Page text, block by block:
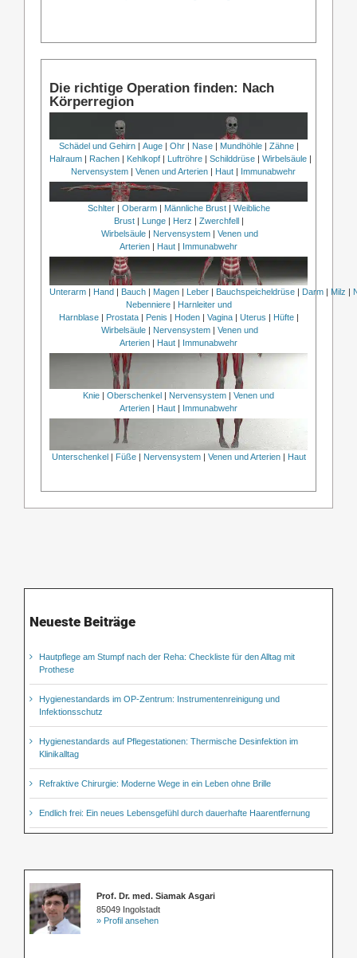
Die richtige Operation finden: Nach
Körperregion
Schädel und Gehirn| Auge| Ohr| Nase| Mundhöhle| Zähne|
Halraum | Rachen | Kehlkopf | Luftröhre | Schilddrüse | Wirbelsäule |
Nervensystem | Venen und Arterien | Haut | Immunabwehr
Schlter| Oberarm| Männliche Brust| Weibliche
Brust| Lunge| Herz | Zwerchfell|
Wirbelsäule | Nervensystem | Venen und
Arterien | Haut | Immunabwehr
Unterarm | Hand | Bauch | Magen | Leber | Bauchspeicheldrüse | Darm | Milz |
Nebenniere| Harnleiter und
Harnblase| Prostata| Penis | Hoden| Vagina| Uterus | Hüfte|
Wirbelsäule | Nervensystem | Venen und
Arterien | Haut | Immunabwehr
Knie | Oberschenkel | Nervensystem | Venen und
Arterien | Haut | Immunabwehr
Unterschenkel| Füße| Nervensystem| Venen und Arterien| Haut
Neueste Beiträge
Hautpflege am Stumpf nach der Reha: Checkliste für den Alltag mit
Prothese
Hygienestandards im OP-Zentrum: Instrumentenreinigung und
Infektionsschutz
Hygienestandards auf Pflegestationen: Thermische Desinfektion im
Klinikalltag
Refraktive Chirurgie: Moderne Wege in ein Leben ohne Brille
Endlich frei: Ein neues Lebensgefühl durch dauerhafte Haarentfernung
Prof. Dr. med. Siamak Asgari
85049 Ingolstadt
» Profil ansehen